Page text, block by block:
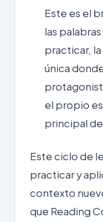
Este es el
las
practicar,
única
el propio
principal
Este ciclo de
practicar y
contexto
que Reading